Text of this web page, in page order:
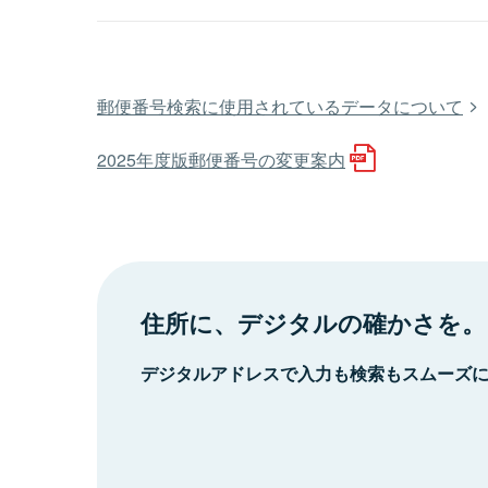
郵便番号検索に使用されているデータについて
2025年度版郵便番号の変更案内
住所に、デジタルの確かさを。
デジタルアドレスで入力も検索もスムーズ